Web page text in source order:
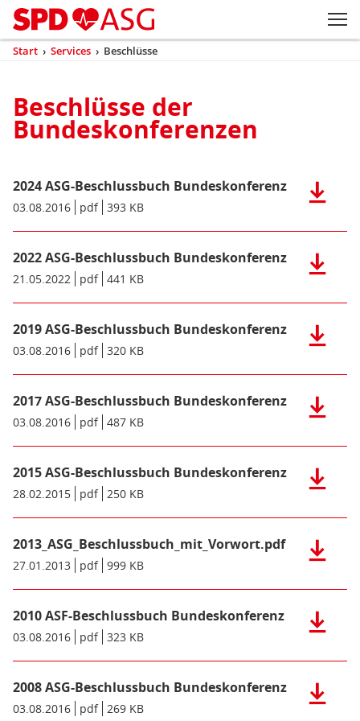
Kopfbereich
Sprungmarken-
Navigation
Zum Inhaltsbereich der Seite
Zum Fußbereich der Seite
Hauptnavigation
Sie
Start › Services › Beschlüsse
Beschlüsse
Beschlüsse der
Bundeskonferenzen
2024 ASG-Beschlussbuch Bundeskonferenz
Metadaten:
Datum/Gültigkeit:
03.08.2016 Dateiformat:
pdf Dateigröße:
393 KB
der
ASG-
393
KB)
2022 ASG-Beschlussbuch Bundeskonferenz
Metadaten:
Datum/Gültigkeit:
21.05.2022 Dateiformat:
pdf Dateigröße:
441 KB
der
ASG-
441
KB)
2019 ASG-Beschlussbuch Bundeskonferenz
Metadaten:
Datum/Gültigkeit:
03.08.2016 Dateiformat:
pdf Dateigröße:
320 KB
der
ASG-
320
KB)
2017 ASG-Beschlussbuch Bundeskonferenz
Metadaten:
Datum/Gültigkeit:
03.08.2016 Dateiformat:
pdf Dateigröße:
487 KB
der
ASG-
487
KB)
2015 ASG-Beschlussbuch Bundeskonferenz
Metadaten:
Datum/Gültigkeit:
28.02.2015 Dateiformat:
pdf Dateigröße:
250 KB
der
ASG-
250
KB)
2013_ASG_Beschlussbuch_mit_Vorwort.pdf
Metadaten:
Datum/Gültigkeit:
27.01.2013 Dateiformat:
pdf Dateigröße:
999 KB
der
(pdf),
999
2010 ASF-Beschlussbuch Bundeskonferenz
Metadaten:
Datum/Gültigkeit:
03.08.2016 Dateiformat:
pdf Dateigröße:
323 KB
der
ASF-
2008 ASG-Beschlussbuch Bundeskonferenz
Metadaten:
Datum/Gültigkeit:
03.08.2016 Dateiformat:
pdf Dateigröße:
269 KB
der